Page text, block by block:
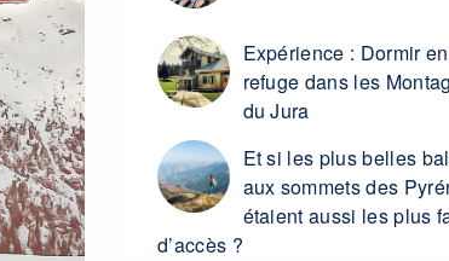
Expérience : Dormir en
refuge dans les
du Jura
Et si les plus belles
aux sommets des
étaient aussi les plus
d’accès ?